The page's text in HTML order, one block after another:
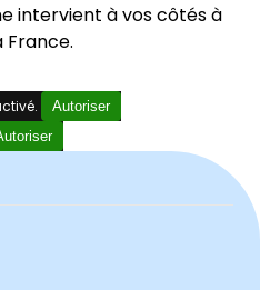
intervient à vos côtés à
France.
Autoriser